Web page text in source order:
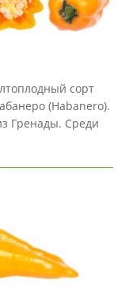
сорт
(Habanero).
Гренады. Среди